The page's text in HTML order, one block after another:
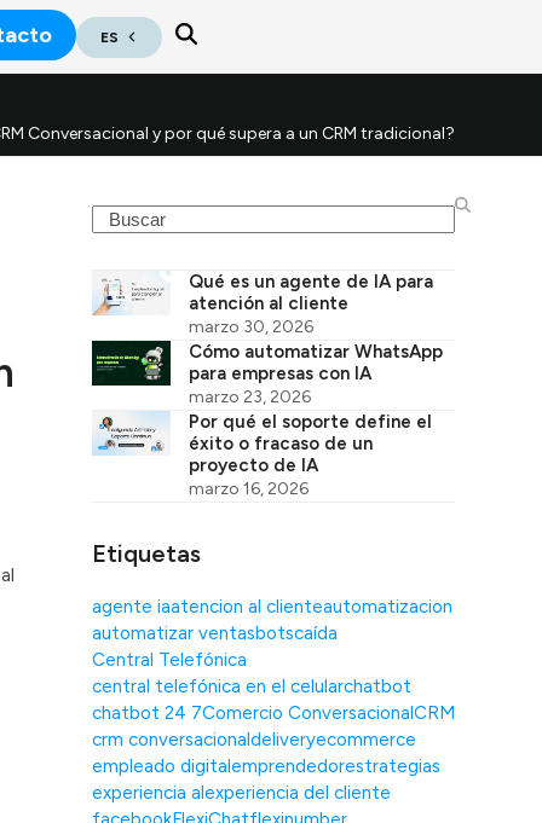
ES
Conversacional y por qué supera a un CRM tradicional?
Search
Qué es un agente de IA para
atención al cliente
marzo 30, 2026
Cómo automatizar WhatsApp
para empresas con IA
marzo 23, 2026
Por qué el soporte define el
éxito o fracaso de un
proyecto de IA
marzo 16, 2026
Etiquetas
agente iaatencion al clienteautomatizacion
automatizar ventasbotscaída
Central Telefónica
central telefónica en el celularchatbot
chatbot 24 7Comercio ConversacionalCRM
crm conversacionaldeliveryecommerce
empleado digitalemprendedorestrategias
experiencia alexperiencia del cliente